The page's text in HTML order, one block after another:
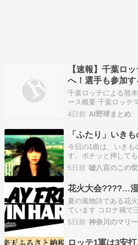
【速報】千葉ロ
へ！選手も参加
発表
千葉ロッテによる熊
ース概要 千葉ロッテ
ジェクトの一環とし
を支援するため、八
合において義援金の
表しました。 この活
行うもので、…
4日前 AI野球まとめ
「ふたり」いき
今日の1曲は、いきも
す。ポチッと押して
なりますにほんブロ
ンキング
5日前 嘘八百のこの
花火大会????…
夏の風物詩である花
ています コロナ禍で
ったり、日程を公表
り、夏から秋になっ
が･･･ それでも、夏
5日前 神奈川のマリ
ロッテ1軍は3安